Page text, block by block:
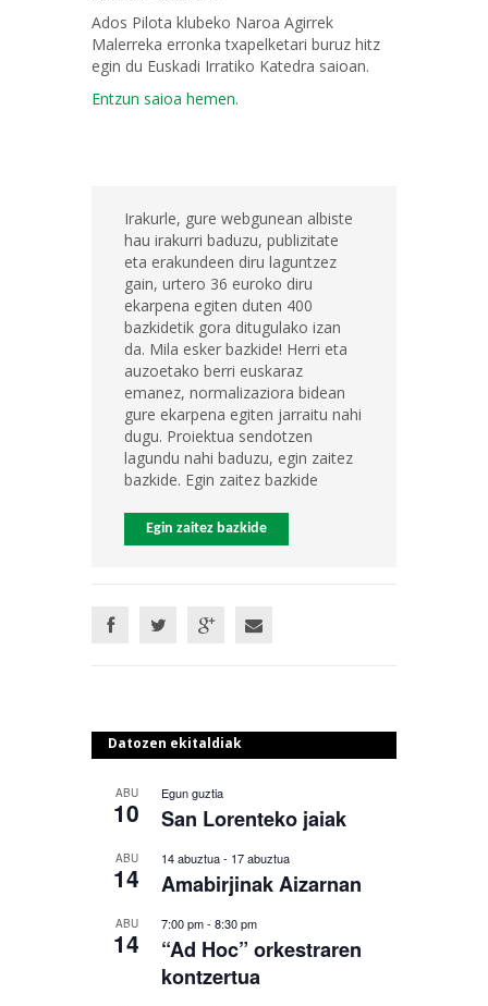
Ados Pilota klubeko Naroa Agirrek
Malerreka erronka txapelketari buruz hitz
egin du Euskadi Irratiko Katedra saioan.
Entzun saioa hemen.
Irakurle, gure webgunean albiste
hau irakurri baduzu, publizitate
eta erakundeen diru laguntzez
gain, urtero 36 euroko diru
ekarpena egiten duten 400
bazkidetik gora ditugulako izan
da. Mila esker bazkide! Herri eta
auzoetako berri euskaraz
emanez, normalizaziora bidean
gure ekarpena egiten jarraitu nahi
dugu. Proiektua sendotzen
lagundu nahi baduzu, egin zaitez
bazkide. Egin zaitez bazkide
Egin zaitez bazkide
Datozen ekitaldiak
ABU
10
Egun guztia
San Lorenteko jaiak
ABU
14
14 abuztua- 17 abuztua
Amabirjinak Aizarnan
ABU
14
7:00 pm- 8:30 pm
“Ad Hoc” orkestraren
kontzertua